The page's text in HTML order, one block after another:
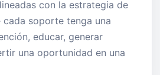
con la estrategia de
cada soporte tenga una
educar, generar
una oportunidad en una